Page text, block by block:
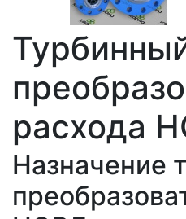
расхода
Назначение